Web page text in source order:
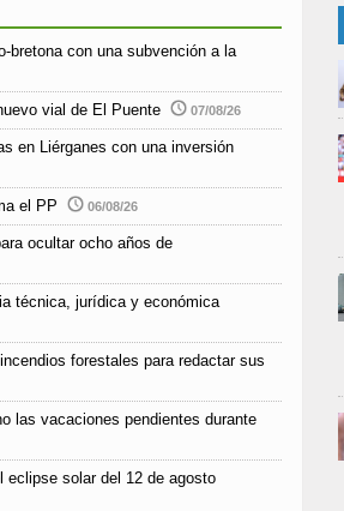
bretona con una subvención a la
vial de El Puente 07/08/26
en Liérganes con una inversión
el PP 06/08/26
ocultar ocho años de
técnica, jurídica y económica
forestales para redactar sus
las vacaciones pendientes durante
eclipse solar del 12 de agosto